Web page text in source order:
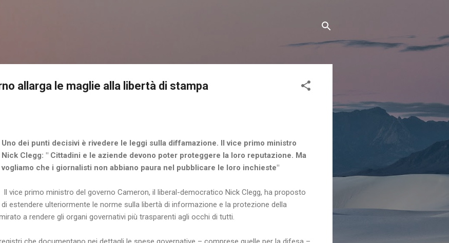
allarga le maglie alla libertà di stampa
Uno dei punti decisivi è rivedere le leggi sulla diffamazione. Il vice primo ministro
Nick Clegg: " Cittadini e le aziende devono poter proteggere la loro reputazione. Ma
vogliamo che i giornalisti non abbiano paura nel pubblicare le loro inchieste"
Il vice primo ministro del governo Cameron, il liberal-democratico Nick Clegg, ha proposto
di estendere ulteriormente le norme sulla libertà di informazione e la protezione della
a rendere gli organi governativi più trasparenti agli occhi di tutti.